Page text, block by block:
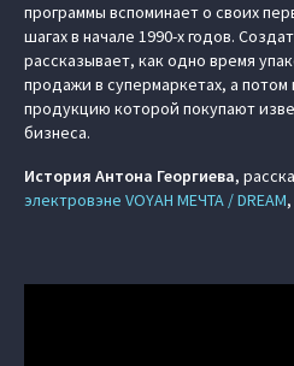
программы вспоминает о своих
шагах в начале 1990-х годов.
рассказывает, как одно время
продажи в супермаркетах, а
продукцию которой покупают
бизнеса.
История Антона Георгиева,
электровэне VOYAH МЕЧТА / DREAM